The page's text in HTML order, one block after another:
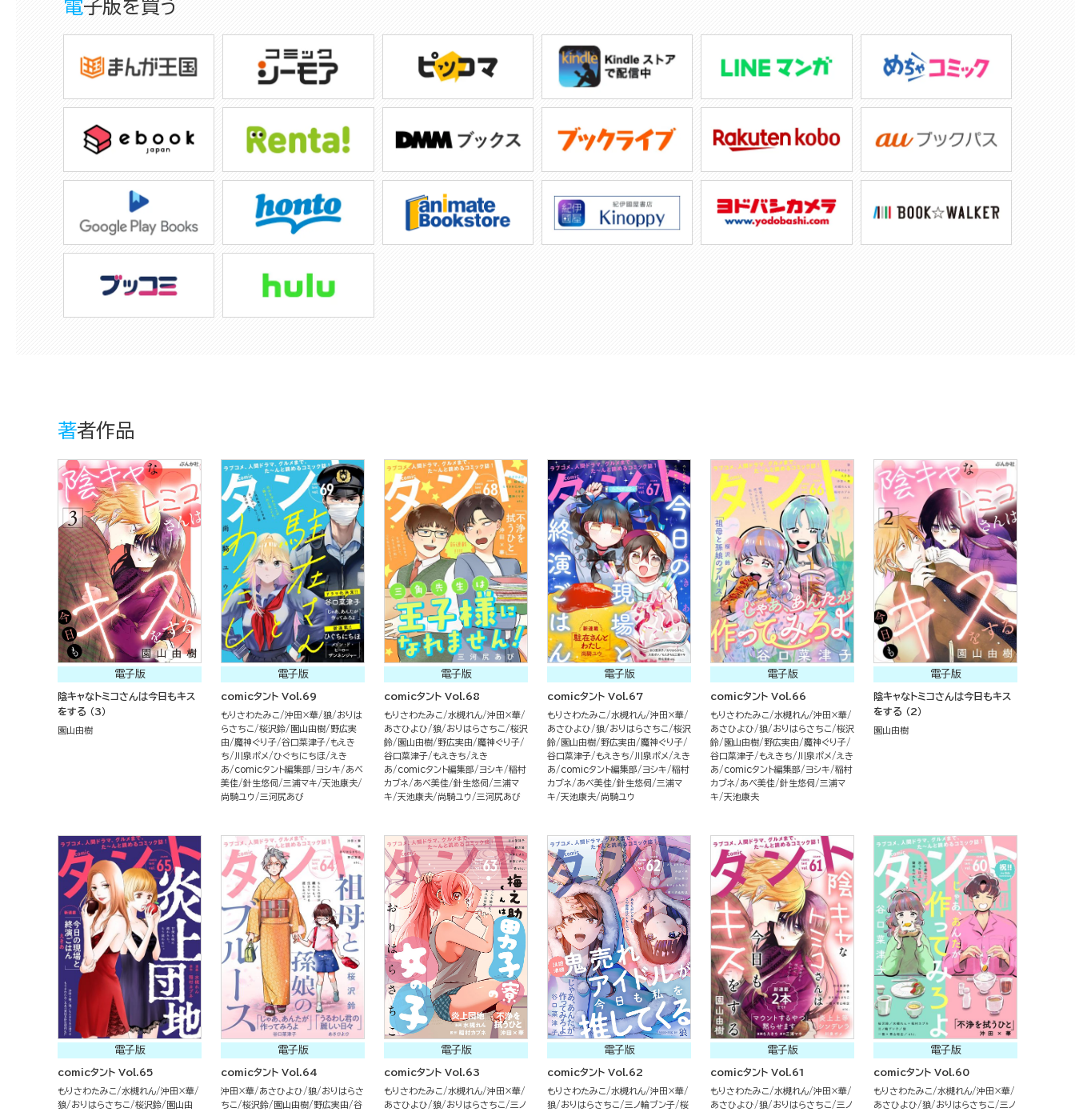
電子版を買う
著者作品
電子版
陰キャなトミコさんは今日もキス
をする （3）
園山由樹
電子版
comicタント Vol.69
もりさわたみこ 沖田×華 狼
おりは
らさちこ
桜沢鈴 園山由樹
野広実
由
魔神ぐり子 谷口菜津子 もえき
ち
川泉ポメ ひぐちにちほ
えき
あ
comicタント編集部 ヨシキ
あべ
美佳 針生悠伺 三浦マキ
天池康夫
尚騎ユウ
三河尻あび
電子版
comicタント Vol.68
もりさわたみこ 水槻れん 沖田×華
あさひよひ
狼 おりはらさちこ
桜沢
鈴
園山由樹 野広実由
魔神ぐり子
谷口菜津子 もえきち
えき
あ
comicタント編集部 ヨシキ
稲村
カブネ
あべ美佳 針生悠伺
三浦マ
キ
天池康夫 尚騎ユウ 三河尻あび
電子版
comicタント Vol.67
もりさわたみこ 水槻れん 沖田×華
あさひよひ
狼 おりはらさちこ
桜沢
鈴
園山由樹 野広実由
魔神ぐり子
谷口菜津子 もえきち 川泉ポメ
えき
あ
comicタント編集部 ヨシキ
稲村
カブネ
あべ美佳 針生悠伺
三浦マ
キ
天池康夫 尚騎ユウ
電子版
comicタント Vol.66
もりさわたみこ 水槻れん 沖田×華
あさひよひ
狼 おりはらさちこ
桜沢
鈴
園山由樹 野広実由
魔神ぐり子
谷口菜津子 もえきち 川泉ポメ
えき
あ
comicタント編集部 ヨシキ
稲村
カブネ
あべ美佳 針生悠伺
三浦マ
キ
天池康夫
電子版
陰キャなトミコさんは今日もキス
をする （2）
園山由樹
電子版
comicタント Vol.65
もりさわたみこ 水槻れん 沖田×華
狼
おりはらさちこ 桜沢鈴
園山由
電子版
comicタント Vol.64
沖田×華 あさひよひ 狼
おりはらさ
ちこ
桜沢鈴 園山由樹 野広実由
谷
電子版
comicタント Vol.63
もりさわたみこ 水槻れん 沖田×華
あさひよひ
狼 おりはらさちこ
三ノ
電子版
comicタント Vol.62
もりさわたみこ 水槻れん 沖田×華
狼
おりはらさちこ 三ノ輪ブン子 桜
電子版
comicタント Vol.61
もりさわたみこ 水槻れん 沖田×華
あさひよひ
狼 おりはらさちこ
三ノ
電子版
comicタント Vol.60
もりさわたみこ 水槻れん 沖田×華
あさひよひ
狼 おりはらさちこ
三ノ